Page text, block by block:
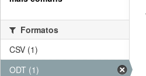
Formatos
CSV (1)
ODT (1)